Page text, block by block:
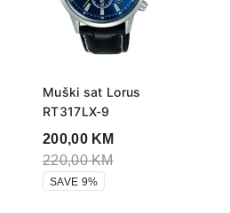
Muški sat Lorus
RT317LX-9
200,00 KM
220,00KM
SAVE 9%